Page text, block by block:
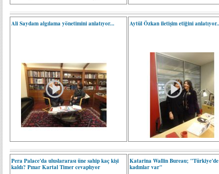
Ali Saydam algılama yönetimini anlatıyor... Aytül Özkan iletişim etiğini
Pera Palace'da uluslararası üne sahip kaç kişi
kaldı? Pınar Kartal Timer cevaplıyor
Katarina Wallin Bureau; "Türkiye'de
kadınlar var"